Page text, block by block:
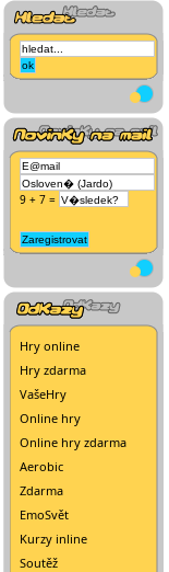
9 + 7 =
Hry online
Hry zdarma
VašeHry
Online hry
Online hry zdarma
Aerobic
Zdarma
EmoSvět
Kurzy inline
Soutěž